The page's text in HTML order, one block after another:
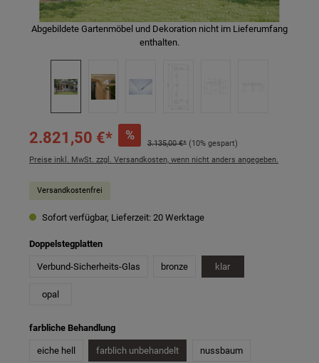
Abgebildete Gartenmöbel und Dekoration nicht im Lieferumfang
enthalten.
2.821,50 €* %
3.135,00 €* (10% gespart)
Preise inkl. MwSt. zzgl. Versandkosten, wenn nicht anders angegeben.
Versandkostenfrei
Sofort verfügbar, Lieferzeit: 20 Werktage
Doppelstegplattenauswählen
Verbund-Sicherheits-Glas bronze klar
opal
farbliche Behandlungauswählen
eiche hell farblich unbehandelt nussbaum